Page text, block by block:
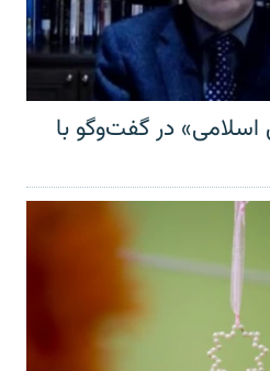
اسلامی» در گفت‌وگو با